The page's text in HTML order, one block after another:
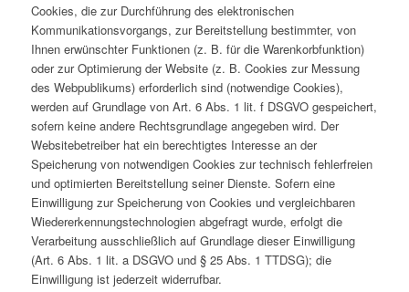
Cookies, die zur Durchführung des elektronischen
Kommunikationsvorgangs, zur Bereitstellung bestimmter, von
Ihnen erwünschter Funktionen (z. B. für die Warenkorbfunktion)
oder zur Optimierung der Website (z. B. Cookies zur Messung
des Webpublikums) erforderlich sind (notwendige Cookies),
werden auf Grundlage von Art. 6 Abs. 1 lit. f DSGVO gespeichert,
sofern keine andere Rechtsgrundlage angegeben wird. Der
Websitebetreiber hat ein berechtigtes Interesse an der
Speicherung von notwendigen Cookies zur technisch fehlerfreien
und optimierten Bereitstellung seiner Dienste. Sofern eine
Einwilligung zur Speicherung von Cookies und vergleichbaren
Wiedererkennungstechnologien abgefragt wurde, erfolgt die
Verarbeitung ausschließlich auf Grundlage dieser Einwilligung
(Art. 6 Abs. 1 lit. a DSGVO und § 25 Abs. 1 TTDSG); die
Einwilligung ist jederzeit widerrufbar.